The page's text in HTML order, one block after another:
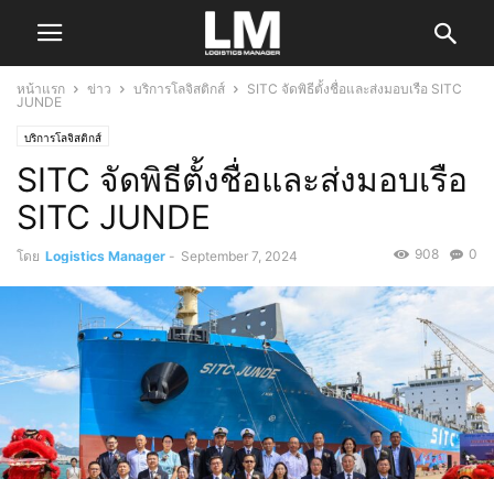
หน้าแรก ข่าว บริการโลจิสติกส์
SITC จัดพิธีตั้งชื่อและส่งมอบเรือ SITC
JUNDE
บริการโลจิสติกส์
SITC จัดพิธีตั้งชื่อและส่งมอบเรือ
SITC JUNDE
โดย Logistics Manager - September 7, 2024 0
908